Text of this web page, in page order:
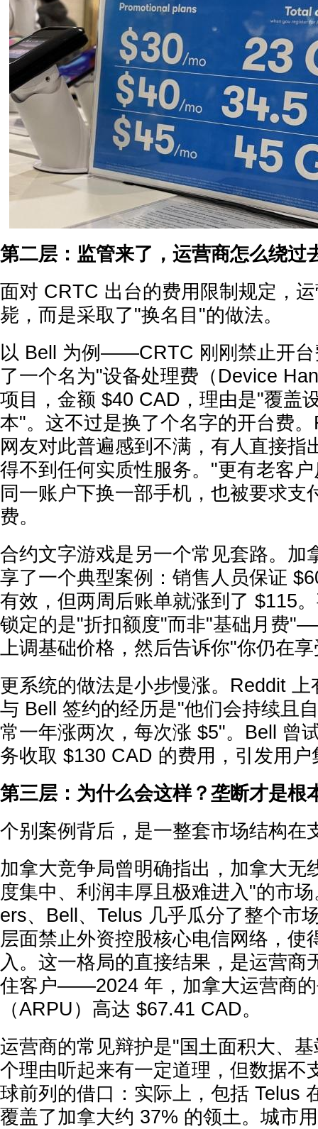
第二层：监管来了，运营商怎么绕过
面对 CRTC 出台的费用限制规定，
毙，而是采取了"换名目"的做法。
以 Bell 为例——CRTC 刚刚禁止开台
了一个名为"设备处理费（Device
项目，金额 $40 CAD，理由是"覆盖
本"。这不过是换了个名字的开台费
网友对此普遍感到不满，有人直接指
得不到任何实质性服务。"更有老客
同一账户下换一部手机，也被要求支
费。
合约文字游戏是另一个常见套路。加
享了一个典型案例：销售人员保证
有效，但两周后账单就涨到了 $115
锁定的是"折扣额度"而非"基础月费
上调基础价格，然后告诉你"你仍在
更系统的做法是小步慢涨。Reddit
与 Bell 签约的经历是"他们会持续且
常一年涨两次，每次涨 $5"。Bell 曾
务收取 $130 CAD 的费用，引发用户
第三层：为什么会这样？垄断才是根
个别案例背后，是一整套市场结构在
加拿大竞争局曾明确指出，加拿大无
度集中、利润丰厚且极难进入"的市
ers、Bell、Telus 几乎瓜分了整个市
层面禁止外资控股核心电信网络，使
入。这一格局的直接结果，是运营商
住客户——2024 年，加拿大运营商
（ARPU）高达 $67.41 CAD。
运营商的常见辩护是"国土面积大、
个理由听起来有一定道理，但数据不
球前列的借口：实际上，包括 Telus
覆盖了加拿大约 37% 的领土。城市